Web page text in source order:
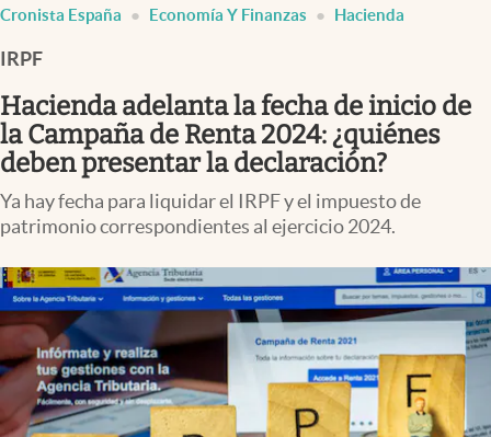
España
Cronista España Economía Y Finanzas Hacienda
IRPF
Hacienda adelanta la fecha de inicio de
la Campaña de Renta 2024: ¿quiénes
deben presentar la declaración?
Ya hay fecha para liquidar el IRPF y el impuesto de
patrimonio correspondientes al ejercicio 2024.